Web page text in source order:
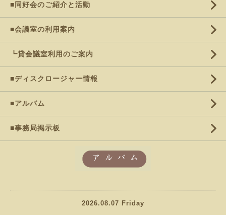
■同好会のご紹介と活動
■会議室の利用案内
┗貸会議室利用のご案内
■ディスクロージャー情報
■アルバム
■事務局掲示板
2026.08.07 Friday